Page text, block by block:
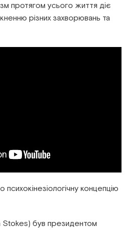
протягом усього життя діє
різних захворювань та
концепцію
був президентом